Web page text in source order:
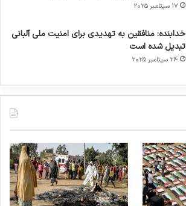
17 سپتامبر 2025
خدابنده: منافقین به تهدیدی برای امنیت ملی آلبانی
تبدیل شده است
24 سپتامبر 2025